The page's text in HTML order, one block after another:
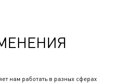
нам работать в разных сферах